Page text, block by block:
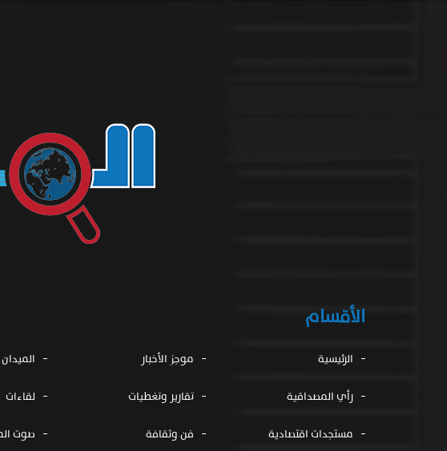
الأقسام
الرئيسية موجز الأخبار
رأي المصداقية تقارير وتغطيات لقاءات
مستجدات اقتصادية فن وثقافة صوت